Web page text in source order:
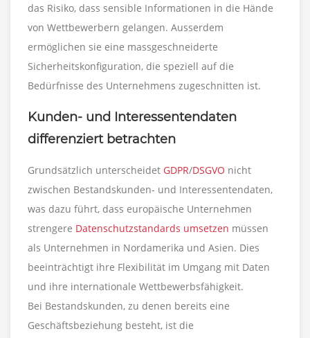
das Risiko, dass sensible Informationen in die Hände
von Wettbewerbern gelangen. Ausserdem
ermöglichen sie eine massgeschneiderte
Sicherheitskonfiguration, die speziell auf die
Bedürfnisse des Unternehmens zugeschnitten ist.
Kunden- und Interessentendaten
differenziert betrachten
Grundsätzlich unterscheidet GDPR/DSGVO nicht
zwischen Bestandskunden- und Interessentendaten,
was dazu führt, dass europäische Unternehmen
strengere Datenschutzstandards umsetzen müssen
als Unternehmen in Nordamerika und Asien. Dies
beeinträchtigt ihre Flexibilität im Umgang mit Daten
und ihre internationale Wettbewerbsfähigkeit.
Bei Bestandskunden, zu denen bereits eine
Geschäftsbeziehung besteht, ist die